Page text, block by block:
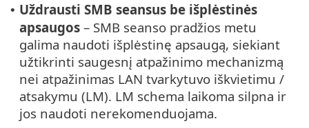
• Uždrausti SMB seansus be išplėstinės
apsaugos – SMB seanso pradžios metu
galima naudoti išplėstinę apsaugą, siekiant
užtikrinti saugesnį atpažinimo mechanizmą
nei atpažinimas LAN tvarkytuvo iškvietimu /
atsakymu (LM). LM schema laikoma silpna ir
jos naudoti nerekomenduojama.